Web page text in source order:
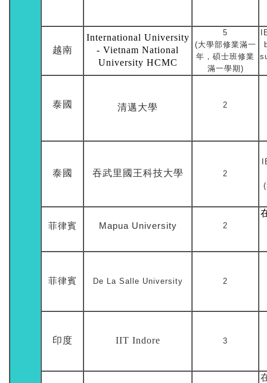
越南
International University
- Vietnam National
University HCMC
5
(大學部修業滿一
年，碩士班修業
滿一學期)
泰國 清邁大學 2
泰國 吞武里國王科技大學 2
菲律賓 Mapua University 2
菲律賓 De La Salle University 2
印度 IIT Indore 3